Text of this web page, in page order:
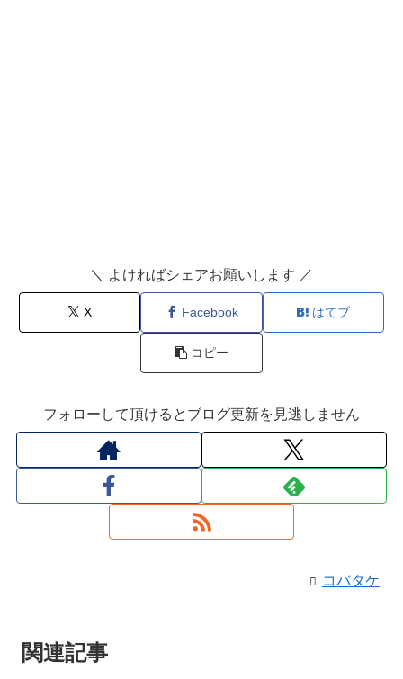
＼ よければシェアお願いします ／
X Facebook はてブ
コピー
フォローして頂けるとブログ更新を見逃しません
コバタケ
関連記事